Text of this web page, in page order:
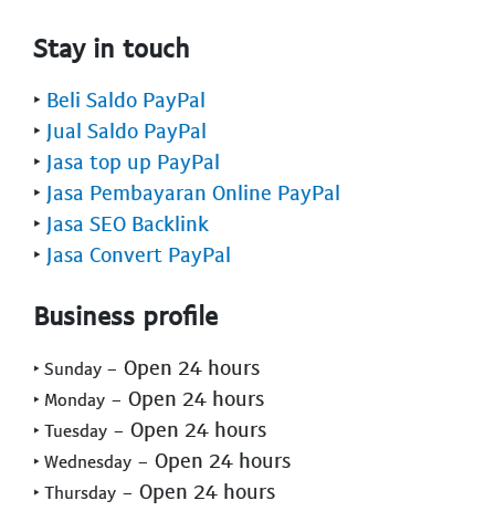
Stay in touch
‣ Beli Saldo PayPal
‣ Jual Saldo PayPal
‣ Jasa top up PayPal
‣ Jasa Pembayaran Online PayPal
‣ Jasa SEO Backlink
‣ Jasa Convert PayPal
Business profile
‣ Sunday - Open 24 hours
‣ Monday - Open 24 hours
‣ Tuesday - Open 24 hours
‣ Wednesday - Open 24 hours
‣ Thursday - Open 24 hours